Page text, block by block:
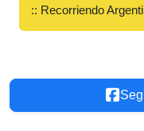
:: Recorriendo